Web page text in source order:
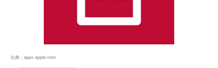
出典： apps.apple.com